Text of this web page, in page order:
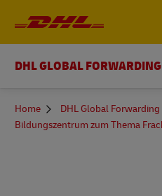
DHL GLOBAL FORWARDING
You
here
Home
DHL Global Forwarding